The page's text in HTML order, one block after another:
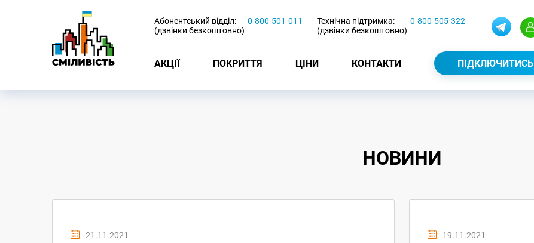
Абонентський відділ:
(дзвінки безкоштовно)
0-800-501-011
Технічна підтримка:
(дзвінки безкоштовно)
0-800-505-322
АКЦІЇ ПОКРИТТЯ ЦІНИ КОНТАКТИ ПІДКЛЮЧИТИСЬ
НОВИНИ
21.11.2021 19.11.2021